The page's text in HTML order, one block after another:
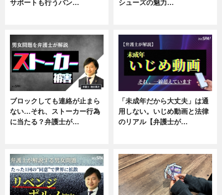
サポートも行うバン…
シューズの魅力…
ブロックしても連絡が止まら
ない…それ、ストーカー行為
に当たる？弁護士が…
「未成年だから大丈夫」は通
用しない。いじめ動画と法律
のリアル【弁護士が…